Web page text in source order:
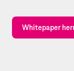
Whitepaper